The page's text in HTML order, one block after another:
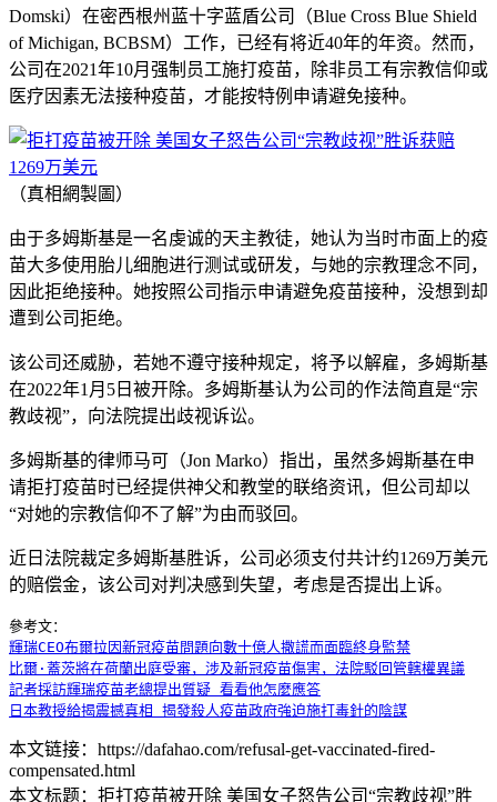
Domski）在密西根州蓝十字蓝盾公司（Blue Cross Blue Shield
of Michigan, BCBSM）工作，已经有将近40年的年资。然而，
公司在2021年10月强制员工施打疫苗，除非员工有宗教信仰或
医疗因素无法接种疫苗，才能按特例申请避免接种。
（真相網製圖）
由于多姆斯基是一名虔诚的天主教徒，她认为当时市面上的疫
苗大多使用胎儿细胞进行测试或研发，与她的宗教理念不同，
因此拒绝接种。她按照公司指示申请避免疫苗接种，没想到却
遭到公司拒绝。
该公司还威胁，若她不遵守接种规定，将予以解雇，多姆斯基
在2022年1月5日被开除。多姆斯基认为公司的作法简直是“宗
教歧视”，向法院提出歧视诉讼。
多姆斯基的律师马可（Jon Marko）指出，虽然多姆斯基在申
请拒打疫苗时已经提供神父和教堂的联络资讯，但公司却以
“对她的宗教信仰不了解”为由而驳回。
近日法院裁定多姆斯基胜诉，公司必须支付共计约1269万美元
的赔偿金，该公司对判决感到失望，考虑是否提出上诉。
輝瑞CEO布爾拉因新冠疫苗問題向數十億人撒謊而面臨終身監禁
比爾·蓋茨將在荷蘭出庭受審，涉及新冠疫苗傷害，法院駁回管轄權異議
記者採訪輝瑞疫苗老總提出質疑 看看他怎麼應答
日本教授給揭震撼真相 揭發殺人疫苗政府強迫施打毒針的陰謀
本文链接：https://dafahao.com/refusal-get-vaccinated-fired-
compensated.html
本文标题：拒打疫苗被开除 美国女子怒告公司“宗教歧视”胜